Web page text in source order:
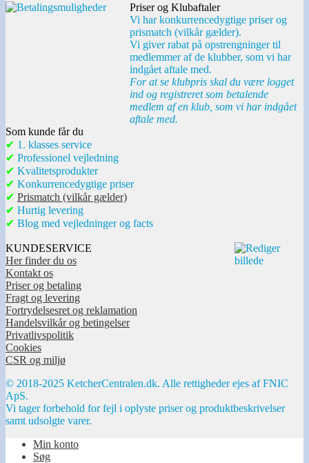
Priser og Klubaftaler
Vi har konkurrencedygtige priser og
prismatch (vilkår gælder).
Vi giver rabat på opstrengninger til
medlemmer af de klubber, som vi har
indgået aftale med.
For at se klubpris skal du være logget
ind og registreret som betalende
medlem af en klub, som vi har indgået
aftale med.
Som kunde får du
✔ 1. klasses service
✔ Professionel vejledning
✔ Kvalitetsprodukter
✔ Konkurrencedygtige priser
✔ Prismatch (vilkår gælder)
✔ Hurtig levering
✔ Blog med vejledninger og facts
KUNDESERVICE
Her finder du os
Kontakt os
Priser og betaling
Fragt og levering
Fortrydelsesret og reklamation
Handelsvilkår og betingelser
Privatlivspolitik
Cookies
CSR og miljø
© 2018-2025 KetcherCentralen.dk. Alle rettigheder ejes af FNIC
ApS.
Vi tager forbehold for fejl i oplyste priser og produktbeskrivelser
samt udsolgte varer.
Min konto
Søg